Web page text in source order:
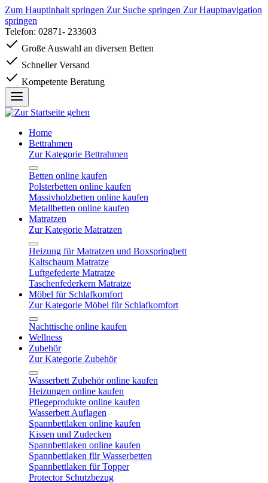
Zum Hauptinhalt springen Zur Suche springen Zur Hauptnavigation
springen
Telefon: 02871- 233603
Große Auswahl an diversen Betten
Schneller Versand
Kompetente Beratung
Home
Bettrahmen
Zur Kategorie Bettrahmen
Betten online kaufen
Polsterbetten online kaufen
Massivholzbetten online kaufen
Metallbetten online kaufen
Matratzen
Zur Kategorie Matratzen
Heizung für Matratzen und Boxspringbett
Kaltschaum Matratze
Luftgefederte Matratze
Taschenfederkern Matratze
Möbel für Schlafkomfort
Zur Kategorie Möbel für Schlafkomfort
Nachttische online kaufen
Wellness
Zubehör
Zur Kategorie Zubehör
Wasserbett Zubehör online kaufen
Heizungen online kaufen
Pflegeprodukte online kaufen
Wasserbett Auflagen
Spannbettlaken online kaufen
Kissen und Zudecken
Spannbettlaken online kaufen
Spannbettlaken für Wasserbetten
Spannbettlaken für Topper
Protector Schutzbezug